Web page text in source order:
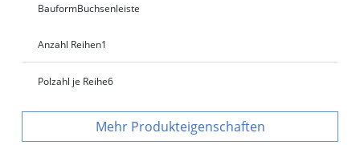
BauformBuchsenleiste
Anzahl Reihen1
Polzahl je Reihe6
Produkteigenschaften